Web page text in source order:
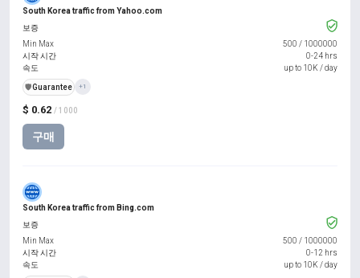
South Korea traffic from Yahoo.com
$ 0.62 / 1000
구매
보증
Min Max
500 / 1000000
시작 시간
0-24 hrs
속도
up to 10K / day
️🛡️Guarantee +1
South Korea traffic from Bing.com
보증
Min Max
500 / 1000000
시작 시간
0-12 hrs
속도
up to 10K / day